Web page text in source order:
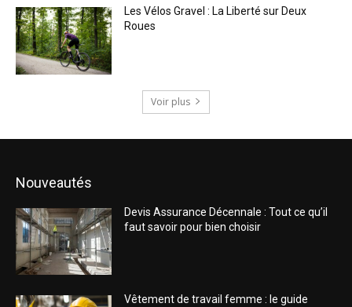
Les Vélos Gravel : La Liberté sur Deux
Roues
Voir plus
Nouveautés
Devis Assurance Décennale : Tout ce qu’il
faut savoir pour bien choisir
Vêtement de travail femme : le guide